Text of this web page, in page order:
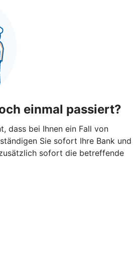
einmal passiert?
dass bei Ihnen ein Fall von
Sie sofort Ihre Bank und
sofort die betreffende